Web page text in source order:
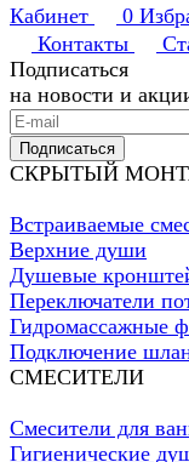
Кабинет
0
Контакты
Подписаться
на новости и
Подписаться
СКРЫТЫЙ
Встраиваемые
Верхние души
Душевые
Переключатели
Гидромассажные
Подключение
СМЕСИТЕЛИ
Смесители для
Гигиенические